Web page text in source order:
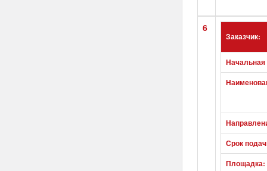
6
Заказчик:
Начальная
Срок
Площадка: